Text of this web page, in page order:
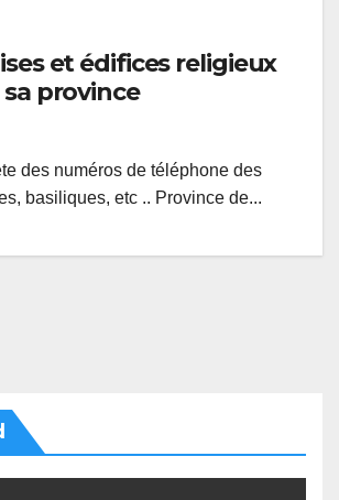
et édifices religieux
province
des numéros de téléphone des
basiliques, etc .. Province de...